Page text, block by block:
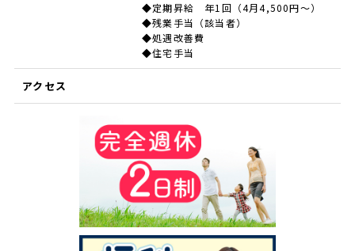
◆定期昇給 年1回（4月4,500円～）
◆残業手当（該当者）
◆処遇改善費
◆住宅手当
アクセス